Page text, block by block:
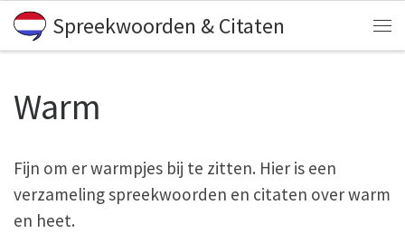
Skip to content
Spreekwoorden & Citaten
Warm
Fijn om er warmpjes bij te zitten. Hier is een
verzameling spreekwoorden en citaten over warm
en heet.